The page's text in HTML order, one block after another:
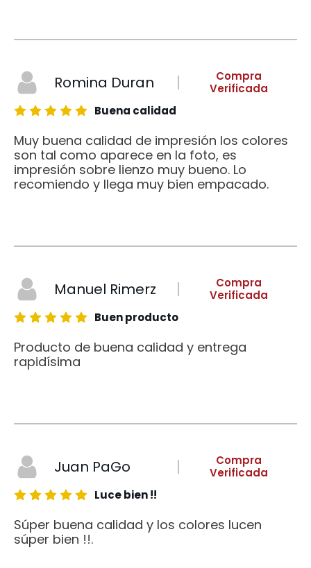
Romina Duran
Compra
Verificada
Buena calidad
Muy buena calidad de impresión los colores
son tal como aparece en la foto, es
impresión sobre lienzo muy bueno. Lo
recomiendo y llega muy bien empacado.
Manuel Rimerz
Compra
Verificada
Buen producto
Producto de buena calidad y entrega
rapidísima
Juan PaGo
Compra
Verificada
Luce bien !!
Súper buena calidad y los colores lucen
súper bien !!.